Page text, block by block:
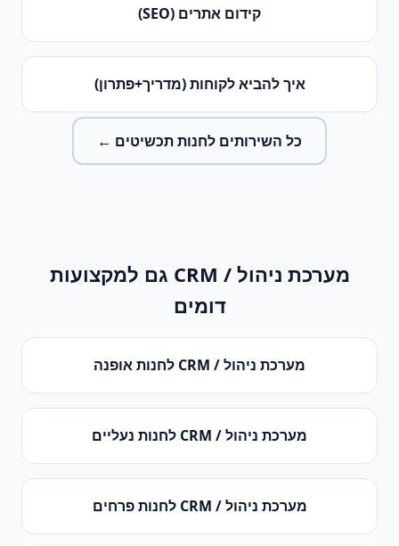
קידום אתרים (SEO)
איך להביא לקוחות (מדריך+פתרון)
כל השירותים לחנות תכשיטים ←
מערכת ניהול / CRM
גם למקצועות
דומים
מערכת ניהול / CRM לחנות אופנה
מערכת ניהול / CRM לחנות נעליים
מערכת ניהול / CRM לחנות פרחים